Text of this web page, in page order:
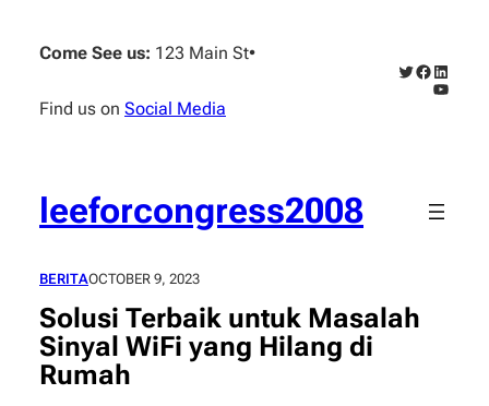
content
Come See us: 123 Main St•
Find us on Social Media
Twitter
Facebook
leeforcongress2008
BERITAOCTOBER 9, 2023
Solusi Terbaik untuk Masalah
Sinyal WiFi yang Hilang di
Rumah